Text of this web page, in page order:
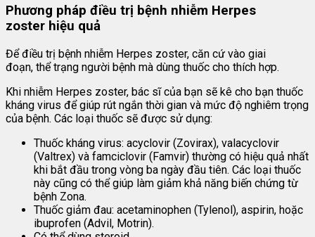
Phương pháp điều trị bệnh nhiễm Herpes
zoster hiệu quả
Để điều trị bệnh nhiễm Herpes zoster, căn cứ vào giai
đoạn, thể trạng người bệnh mà dùng thuốc cho thích hợp.
Khi nhiễm Herpes zoster, bác sĩ của bạn sẽ kê cho bạn thuốc
kháng virus để giúp rút ngắn thời gian và mức độ nghiêm trọng
của bệnh. Các loại thuốc sẽ được sử dụng:
Thuốc kháng virus: acyclovir (Zovirax), valacyclovir
(Valtrex) và famciclovir (Famvir) thường có hiệu quả nhất
khi bắt đầu trong vòng ba ngày đầu tiên. Các loại thuốc
này cũng có thể giúp làm giảm khả năng biến chứng từ
bệnh Zona.
Thuốc giảm đau: acetaminophen (Tylenol), aspirin, hoặc
ibuprofen (Advil, Motrin).